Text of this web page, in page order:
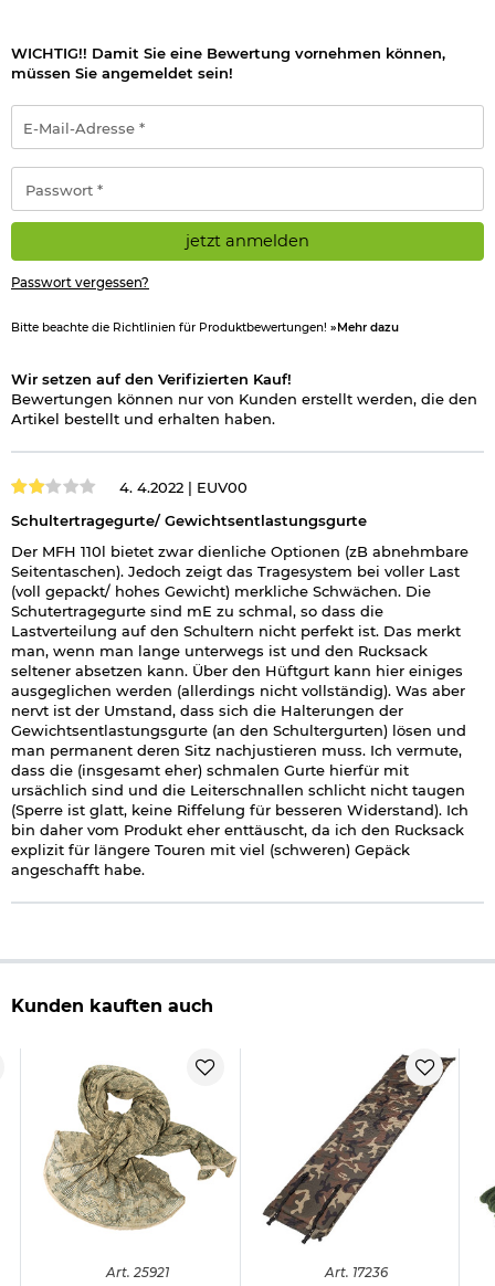
WICHTIG!! Damit Sie eine Bewertung vornehmen können,
müssen Sie angemeldet sein!
Mail-
Adresse
*
jetzt anmelden
Passwort vergessen?
Bitte beachte die Richtlinien für Produktbewertungen! »Mehr dazu
Wir setzen auf den Verifizierten Kauf!
Bewertungen können nur von Kunden erstellt werden, die den
Artikel bestellt und erhalten haben.
4. 4.2022 | EUV00
Schultertragegurte/ Gewichtsentlastungsgurte
Der MFH 110l bietet zwar dienliche Optionen (zB abnehmbare
Seitentaschen). Jedoch zeigt das Tragesystem bei voller Last
(voll gepackt/ hohes Gewicht) merkliche Schwächen. Die
Schutertragegurte sind mE zu schmal, so dass die
Lastverteilung auf den Schultern nicht perfekt ist. Das merkt
man, wenn man lange unterwegs ist und den Rucksack
seltener absetzen kann. Über den Hüftgurt kann hier einiges
ausgeglichen werden (allerdings nicht vollständig). Was aber
nervt ist der Umstand, dass sich die Halterungen der
Gewichtsentlastungsgurte (an den Schultergurten) lösen und
man permanent deren Sitz nachjustieren muss. Ich vermute,
dass die (insgesamt eher) schmalen Gurte hierfür mit
ursächlich sind und die Leiterschnallen schlicht nicht taugen
(Sperre ist glatt, keine Riffelung für besseren Widerstand). Ich
bin daher vom Produkt eher enttäuscht, da ich den Rucksack
explizit für längere Touren mit viel (schweren) Gepäck
angeschafft habe.
Kunden kauften auch
Art. 25921 Art. 17236